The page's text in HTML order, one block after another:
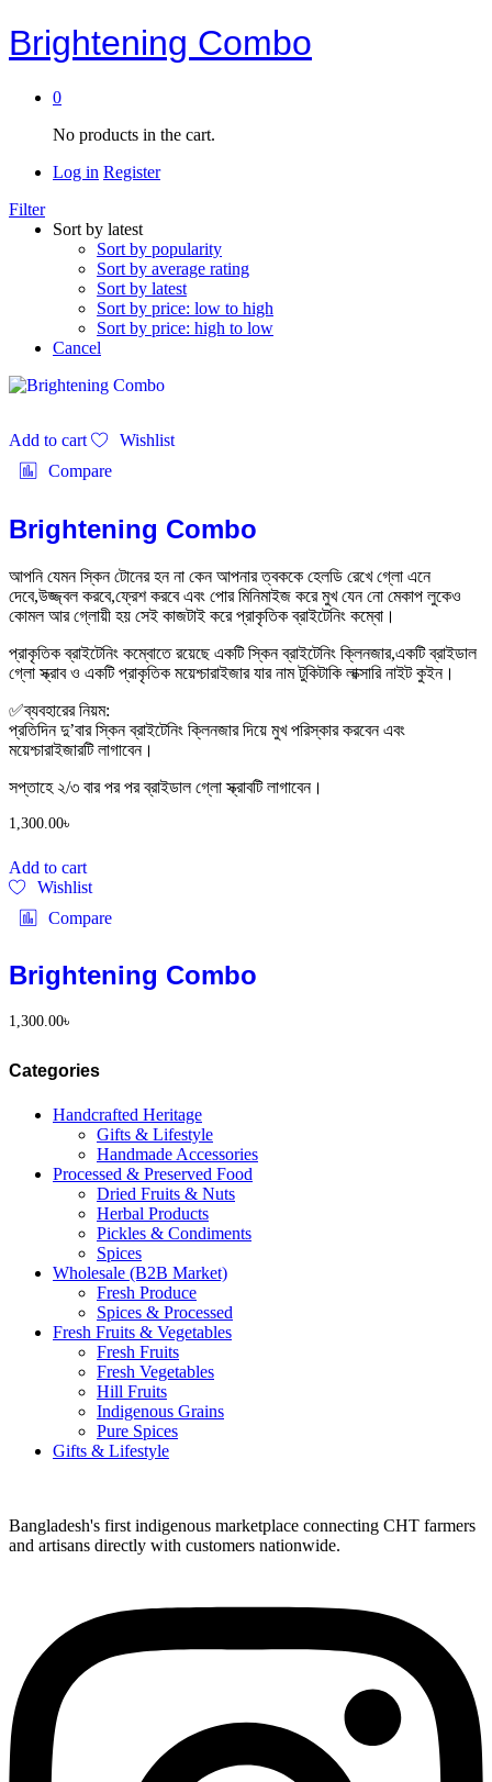
Brightening Combo
0
No products in the cart.
Log in Register
Filter
Sort by latest
Sort by popularity
Sort by average rating
Sort by latest
Sort by price: low to high
Sort by price: high to low
Cancel
Add to cart
Wishlist
Compare
Brightening Combo
আপনি যেমন স্কিন টোনের হন না কেন আপনার ত্বককে হেলডি রেখে গ্লো এনে
দেবে,উজ্জ্বল করবে,ফ্রেশ করবে এবং পোর মিনিমাইজ করে মুখ যেন নো মেকাপ লুকেও
কোমল আর গ্লোয়ী হয় সেই কাজটাই করে প্রাকৃতিক ব্রাইটেনিং কম্বো।
প্রাকৃতিক ব্রাইটেনিং কম্বোতে রয়েছে একটি স্কিন ব্রাইটেনিং ক্লিনজার,একটি ব্রাইডাল
গ্লো স্ক্রাব ও একটি প্রাকৃতিক ময়েশ্চারাইজার যার নাম টুকিটাকি লাক্সারি নাইট কুইন।
✅ব্যবহারের নিয়ম:
প্রতিদিন দু’বার স্কিন ব্রাইটেনিং ক্লিনজার দিয়ে মুখ পরিস্কার করবেন এবং
ময়েশ্চারাইজারটি লাগাবেন।
সপ্তাহে ২/৩ বার পর পর ব্রাইডাল গ্লো স্ক্রাবটি লাগাবেন।
1,300.00৳
Add to cart
Wishlist
Compare
Brightening Combo
1,300.00৳
Categories
Handcrafted Heritage
Gifts & Lifestyle
Handmade Accessories
Processed & Preserved Food
Dried Fruits & Nuts
Herbal Products
Pickles & Condiments
Spices
Wholesale (B2B Market)
Fresh Produce
Spices & Processed
Fresh Fruits & Vegetables
Fresh Fruits
Fresh Vegetables
Hill Fruits
Indigenous Grains
Pure Spices
Gifts & Lifestyle
Bangladesh's first indigenous marketplace connecting CHT farmers
and artisans directly with customers nationwide.